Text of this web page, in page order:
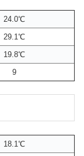
24.0℃
29.1℃
19.8℃
9
18.1℃